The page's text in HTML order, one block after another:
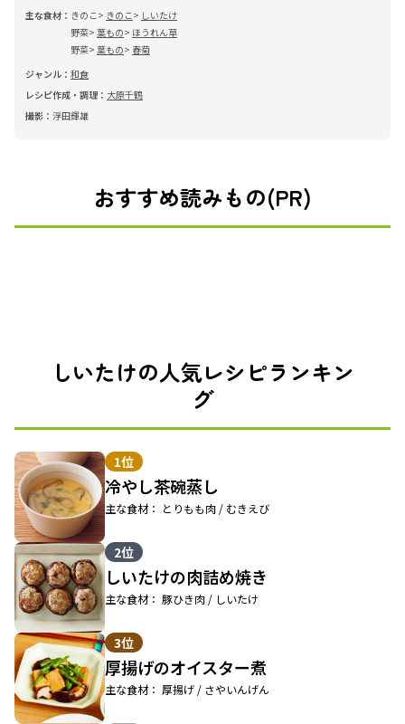
主な食材： きのこ きのこ
しいたけ
野菜 葉もの
ほうれん草
野菜 葉もの
春菊
ジャンル： 和食
レシピ作成・調理： 大原千鶴
撮影： 浮田輝雄
おすすめ読みもの(PR)
しいたけの人気レシピランキン
グ
1位
冷やし茶碗蒸し
主な食材： とりもも肉 / むきえび
2位
しいたけの肉詰め焼き
主な食材： 豚ひき肉 / しいたけ
3位
厚揚げのオイスター煮
主な食材： 厚揚げ / さやいんげん